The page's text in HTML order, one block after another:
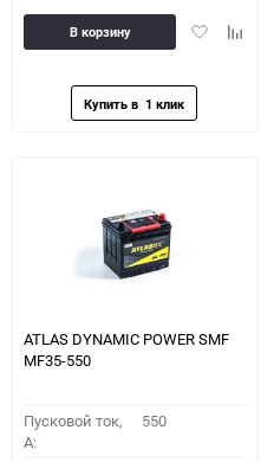
Добавить
В корзину
ATLAS DYNAMIC POWER SMF
MF35-550
Пусковой ток,
A:
550